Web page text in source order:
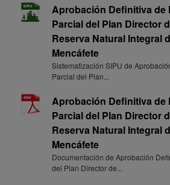
Aprobación Definitiva de
Parcial del Plan Director
Reserva Natural Integral
Mencáfete
Sistematización SIPU de
Parcial del Plan...
Aprobación Definitiva de
Parcial del Plan Director
Reserva Natural Integral
Mencáfete
Documentación de Aprobación
del Plan Director de...